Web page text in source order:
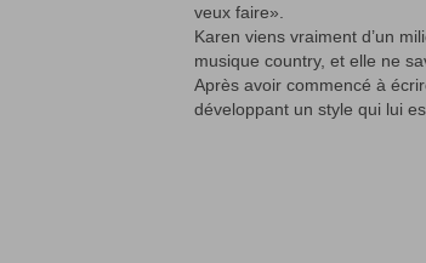
veux faire».
Karen viens vraiment d’un
musique country, et elle ne
Après avoir commencé à
développant un style qui lui